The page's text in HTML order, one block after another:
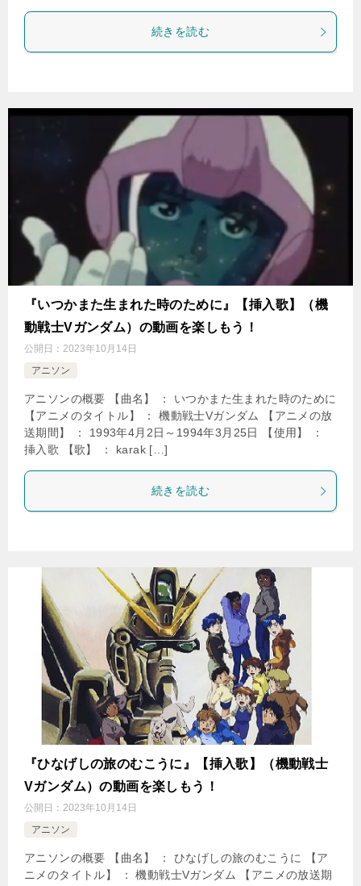
続きを読む
『いつかまた生まれた時のために』【挿入歌】（機
動戦士Vガンダム）の動画を楽しもう！
公開日： 2023年10月14日
アニソン
アニソンの概要 【曲名】 ： いつかまた生まれた時のために
【アニメのタイトル】 ： 機動戦士Vガンダム 【アニメの放
送期間】 ： 1993年4月2日～1994年3月25日 【使用】 ：
挿入歌 【歌】 ： karak […]
続きを読む
『ひなげしの旅のむこうに』【挿入歌】（機動戦士
Vガンダム）の動画を楽しもう！
公開日： 2023年10月14日
アニソン
アニソンの概要 【曲名】 ： ひなげしの旅のむこうに 【ア
ニメのタイトル】 ： 機動戦士Vガンダム 【アニメの放送期